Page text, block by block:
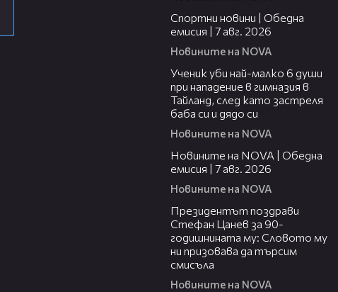
Спортни новини | Обедна
емисия | 7 aвг. 2026
Новините на NOVA
Ученик уби най-малко 6 души
при нападение в гимназия в
Тайланд, след като застреля
баба си и дядо си
Новините на NOVA
Новините на NOVA | Обедна
емисия | 7 авг. 2026
Новините на NOVA
Президентът поздрави
Стефан Цанев за 90-
годишнината му: Словото му
ни призовава да търсим
смисъла
Новините на NOVA